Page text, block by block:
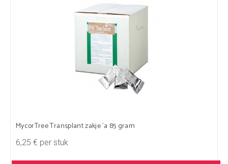
MycorTree Transplant zakje `a 85 gram
6,25 € per stuk